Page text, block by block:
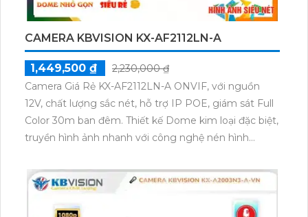
CAMERA KBVISION KX-AF2112LN-A
1,449,500 ₫
2,230,000 ₫
Camera Giá Rẻ KX-AF2112LN-A ONVIF, với nguồn
12V, chất lượng sắc nét, hỗ trợ IP POE, giám sát Full
Color 30m ban đêm. Thiết kế Dome kim loại đặc biệt,
truyền hình ảnh nhanh với công nghệ nén hình
H.265+/H.265/H.264+/H.264. Sử dụng trong văn
phòng, gia đình, cửa hàng. Góc nhìn rộng, chất lượng
màu sắc như ban ngày.